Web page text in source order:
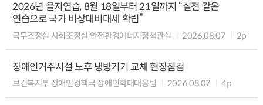
2026년 을지연습, 8월 18일부터 21일까지 “실전 같은
연습으로 국가 비상대비태세 확립”
국무조정실 사회조정실 안전환경에너지정책관실 2026.08.07 2p
장애인거주시설 노후 냉방기기 교체 현장점검
보건복지부 장애인정책국 장애인학대대응팀 2026.08.07 4p